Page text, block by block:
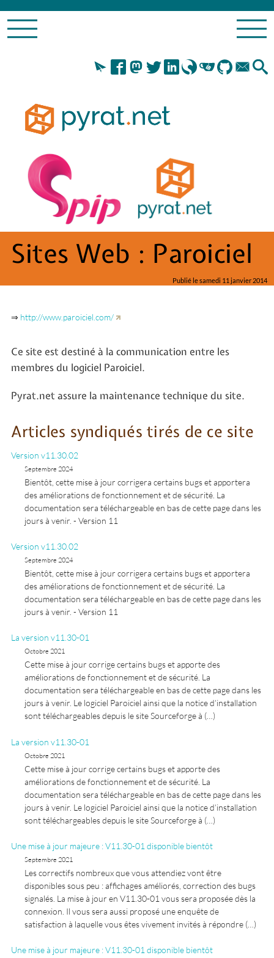
Sites Web : Paroiciel
Publié le samedi 11 janvier 2014
⇒ http://www.paroiciel.com/
Ce site est destiné à la communication entre les
membres du logiciel Paroiciel.
Pyrat.net assure la maintenance technique du site.
Articles syndiqués tirés de ce site
Version v11.30.02
Septembre 2024
Bientôt, cette mise à jour corrigera certains bugs et apportera
des améliorations de fonctionnement et de sécurité. La
documentation sera téléchargeable en bas de cette page dans les
jours à venir. - Version 11
Version v11.30.02
Septembre 2024
Bientôt, cette mise à jour corrigera certains bugs et apportera
des améliorations de fonctionnement et de sécurité. La
documentation sera téléchargeable en bas de cette page dans les
jours à venir. - Version 11
La version v11.30-01
Octobre 2021
Cette mise à jour corrige certains bugs et apporte des
améliorations de fonctionnement et de sécurité. La
documentation sera téléchargeable en bas de cette page dans les
jours à venir. Le logiciel Paroiciel ainsi que la notice d’installation
sont téléchargeables depuis le site Sourceforge à (…)
La version v11.30-01
Octobre 2021
Cette mise à jour corrige certains bugs et apporte des
améliorations de fonctionnement et de sécurité. La
documentation sera téléchargeable en bas de cette page dans les
jours à venir. Le logiciel Paroiciel ainsi que la notice d’installation
sont téléchargeables depuis le site Sourceforge à (…)
Une mise à jour majeure : V11.30-01 disponible bientôt
Septembre 2021
Les correctifs nombreux que vous attendiez vont être
disponibles sous peu : affichages améliorés, correction des bugs
signalés. La mise à jour en V11.30-01 vous sera proposée dès la
connexion. Il vous sera aussi proposé une enquête de
satisfaction à laquelle vous êtes vivement invités à répondre (…)
Une mise à jour majeure : V11.30-01 disponible bientôt